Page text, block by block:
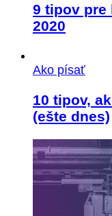
9 tipov pre
2020
Ako písať
10 tipov,
(ešte dnes)